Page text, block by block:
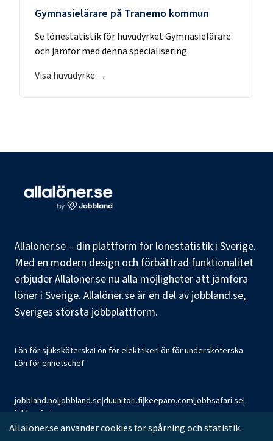
Gymnasielärare på Tranemo kommun
Se lönestatistik för huvudyrketGymnasielärare
och jämför med denna specialisering.
Visa huvudyrke →
Allalöner.se – din plattform för lönestatistik i Sverige.
Med en modern design och förbättrad funktionalitet
erbjuder Allalöner.se nu alla möjligheter att jämföra
löner i Sverige. Allalöner.se är en del av jobbland.se,
Sveriges största jobbplattform.
Lön för sjuksköterskaLön för elektrikerLön för undersköterska
Lön för enhetschef
jobbland.no|jobbland.se|duunitori.fi|keeparo.com|jobbsafari.se|
jobbsafari.no
Allalöner.se använder cookies för spårning och statistik.